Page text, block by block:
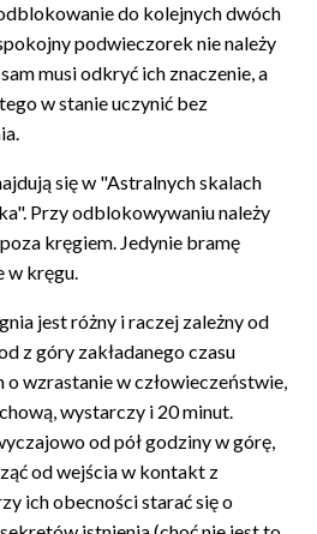
do kolejnych dwóch
podwieczorek nie należy
musi odkryć ich znaczenie, a
w stanie uczynić bez
się w "Astralnych skalach
Przy odblokowywaniu należy
kręgiem. Jedynie bramę
w kręgu.
jest różny i raczej zależny od
z góry zakładanego czasu
o wzrastanie w człowieczeństwie,
wystarczy i 20 minut.
od pół godziny w górę,
od wejścia w kontakt z
ich obecności starać się o